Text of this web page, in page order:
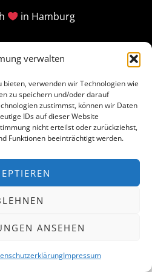
verwalten
verwenden wir Technologien wie
zu speichern und/oder darauf
zustimmst, können wir Daten
IDs auf dieser Website
nicht erteilst oder zurückziehst,
Funktionen beeinträchtigt werden.
ANSEHEN
Impressum
in Hamburg